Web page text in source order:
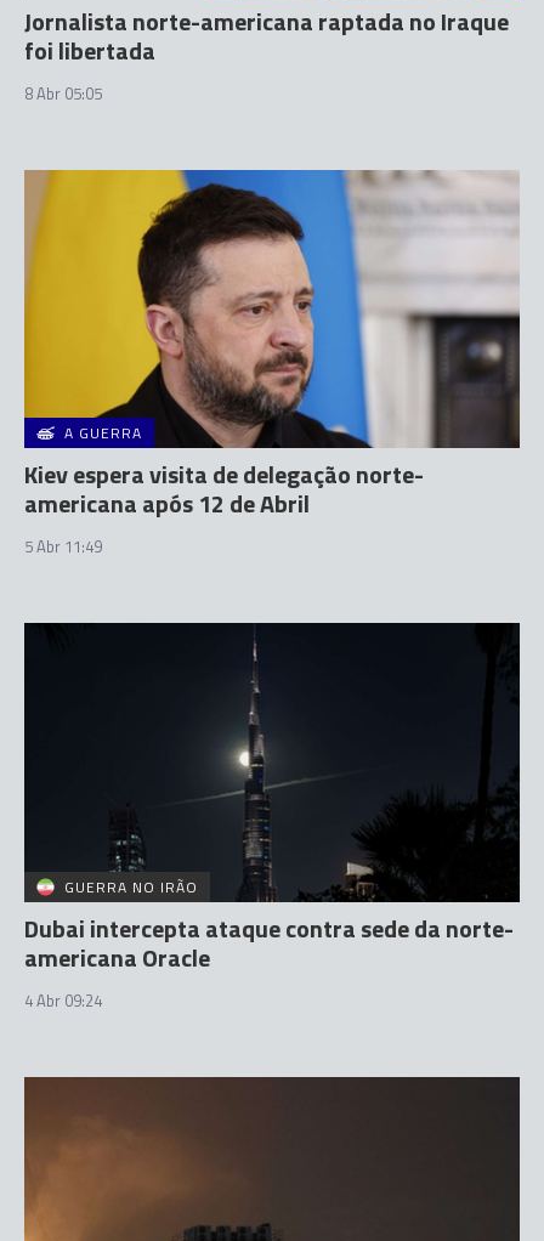
Jornalista norte-americana raptada no Iraque
foi libertada
8 Abr 05:05
A GUERRA
Kiev espera visita de delegação norte-
americana após 12 de Abril
5 Abr 11:49
GUERRA NO IRÃO
Dubai intercepta ataque contra sede da norte-
americana Oracle
4 Abr 09:24